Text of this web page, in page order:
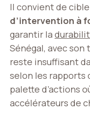
Il convient de
d’intervention à
garantir la
Sénégal, avec son
reste insuffisant
selon les rapports
palette d’actions
accélérateurs de